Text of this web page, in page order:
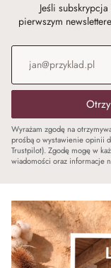
Jeśli
pierwszym
Adres e-mail
Wyrażam zgodę na
prośbą o wystawienie opinii
Trustpilot). Zgodę mogę w
wiadomości oraz informacje